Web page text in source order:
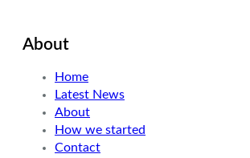
About
Home
Latest News
About
How we started
Contact